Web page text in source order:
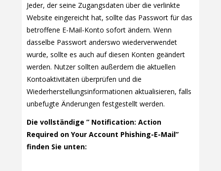
Jeder, der seine Zugangsdaten über die verlinkte
Website eingereicht hat, sollte das Passwort für das
betroffene E-Mail-Konto sofort ändern. Wenn
dasselbe Passwort anderswo wiederverwendet
wurde, sollte es auch auf diesen Konten geändert
werden. Nutzer sollten außerdem die aktuellen
Kontoaktivitäten überprüfen und die
Wiederherstellungsinformationen aktualisieren, falls
unbefugte Änderungen festgestellt werden.
Die vollständige ” Notification: Action
Required on Your Account Phishing-E-Mail”
finden Sie unten: